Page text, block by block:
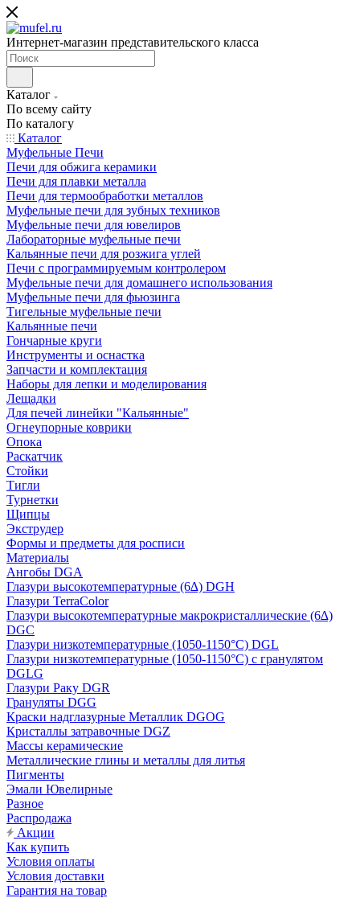
Интернет-магазин представительского класса
Каталог
По всему сайту
По каталогу
Каталог
Муфельные Печи
Печи для обжига керамики
Печи для плавки металла
Печи для термообработки металлов
Муфельные печи для зубных техников
Муфельные печи для ювелиров
Лабораторные муфельные печи
Кальянные печи для розжига углей
Печи с программируемым контролером
Муфельные печи для домашнего использования
Муфельные печи для фьюзинга
Тигельные муфельные печи
Кальянные печи
Гончарные круги
Инструменты и оснастка
Запчасти и комплектация
Наборы для лепки и моделирования
Лещадки
Для печей линейки "Кальянные"
Огнеупорные коврики
Опока
Раскатчик
Стойки
Тигли
Турнетки
Щипцы
Экструдер
Формы и предметы для росписи
Материалы
Ангобы DGA
Глазури высокотемпературные (6∆) DGH
Глазури TerraColor
Глазури высокотемпературные макрокристаллические (6∆)
DGC
Глазури низкотемпературные (1050-1150°С) DGL
Глазури низкотемпературные (1050-1150°С) с гранулятом
DGLG
Глазури Раку DGR
Грануляты DGG
Краски надглазурные Металлик DGOG
Кристаллы затравочные DGZ
Массы керамические
Металлические глины и металлы для литья
Пигменты
Эмали Ювелирные
Разное
Распродажа
Акции
Как купить
Условия оплаты
Условия доставки
Гарантия на товар